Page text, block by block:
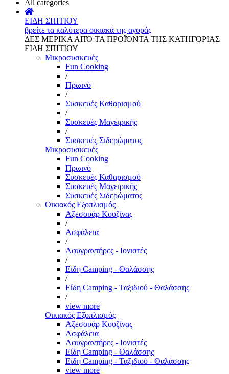
All categories
ΕΙΔΗ ΣΠΙΤΙΟΥ
βρείτε τα καλύτερα οικιακά της αγοράς
ΔΕΣ ΜΕΡΙΚΑ ΑΠΌ ΤΑ ΠΡΟΪΌΝΤΑ ΤΗΣ ΚΑΤΗΓΟΡΙΑΣ
ΕΙΔΗ ΣΠΙΤΙΟΥ
Μικροσυσκευές
Fun Cooking
/
Πρωινό
/
Συσκευές Καθαρισμού
/
Συσκευές Μαγειρικής
/
Συσκευές Σιδερώματος
Μικροσυσκευές
Fun Cooking
Πρωινό
Συσκευές Καθαρισμού
Συσκευές Μαγειρικής
Συσκευές Σιδερώματος
Οικιακός Εξοπλισμός
Αξεσουάρ Κουζίνας
/
Ασφάλεια
/
Αφυγραντήρες - Ιονιστές
/
Είδη Camping - Θαλάσσης
/
Είδη Camping - Ταξιδιού - Θαλάσσης
/
view more
Οικιακός Εξοπλισμός
Αξεσουάρ Κουζίνας
Ασφάλεια
Αφυγραντήρες - Ιονιστές
Είδη Camping - Θαλάσσης
Είδη Camping - Ταξιδιού - Θαλάσσης
view more